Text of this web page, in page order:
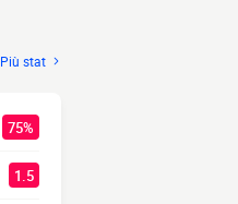
Più stat
75%
1.5